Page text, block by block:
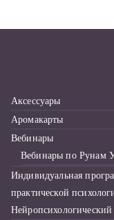
Аксессуары
Аромакарты
Вебинары
Вебинары по Рунам
Индивидуальная
практической
Нейропсихологический